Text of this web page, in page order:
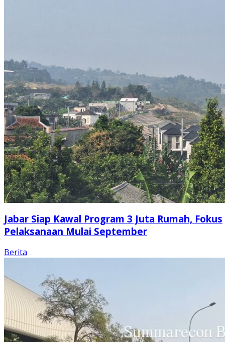
Jabar Siap Kawal Program 3 Juta Rumah, Fokus
Pelaksanaan Mulai September
Berita